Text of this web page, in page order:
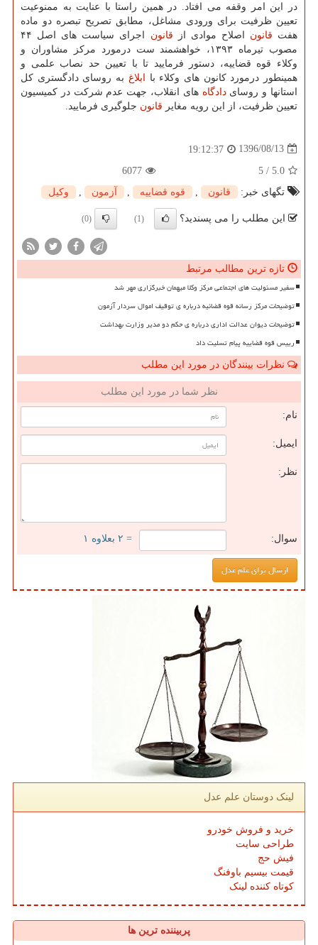
در این امر وقفه می افتاد. در همین راستا با عنایت به ممنوعیت
تعیین ظرفیت برای ورودی مشاغل، مطابق تصریح تبصره دو ماده
هفت قانون اصلاح موادی از قانون
اجرای سیاست های اصل ۴۴
مصوب تیرماه ۱۳۹۳، خواهشمند ست درمورد مركز مشاوران و
وكلاء قوه قضاییه، دستور فرمایید تا با تعیین حد نصاب علمی و
همینطور درمورد كانون های وكلاء با
ابلاغ به روسای دادگستری كل
استانها و روسایدادگاه های انقلاب، جهت عدم شركت در كمیسیون
تعیین ظرفیت، از این رویه مغایر قانون جلوگیری فرمایید.
1396/08/13
19:12:37
5.0
/
5
6077
تگهای خبر:
قانون قوه قضاییه آزمون وكیل
این مطلب را می پسندید؟ (1)
(0)
تازه ترین مطالب مرتبط
سفیر مسئولیت های اجتماعی مرکز وکلا میهمان خبرگزاری مهر شد
توضیحات مرکز رسانه قوه قضائیه درباره ی توقیف اموال سردار آزمون
توضیحات دیوان عدالت اداری درباره ی حکم دو مدیر وزارت بهداشت
رییس قوه قضاییه پیام تسلیت داد
نظرات بینندگان در مورد این مطلب
نظر شما در مورد این مطلب
نام:
ایمیل:
نظر:
سوال: = ۲ بعلاوه ۱
لینک دوستان علم عدل
خرید و فروش خودرو
طراحی سایت
فیش حج
قیمت بیسیم باوفنگ
کوتاه کننده لینک
پربیننده ترین ها